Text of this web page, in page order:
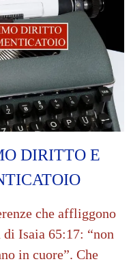
DIRITTO E
che affliggono
Isaia 65:17: “non
in cuore”. Che